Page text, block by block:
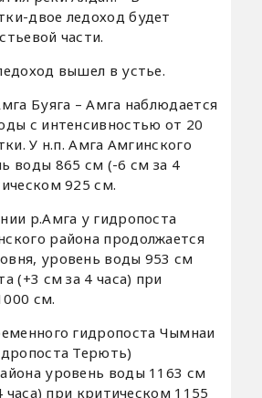
двое ледоход будет
части.
вышел в устье.
Буяга – Амга наблюдается
с интенсивностью от 20
У н.п. Амга Амгинского
воды 865 см (-6 см за 4
925 см.
р.Амга у гидропоста
района продолжается
уровень воды 953 см
(+3 см за 4 часа) при
см.
гидропоста Чымнаи
Терють)
уровень воды 1163 см
часа) при критическом 1155